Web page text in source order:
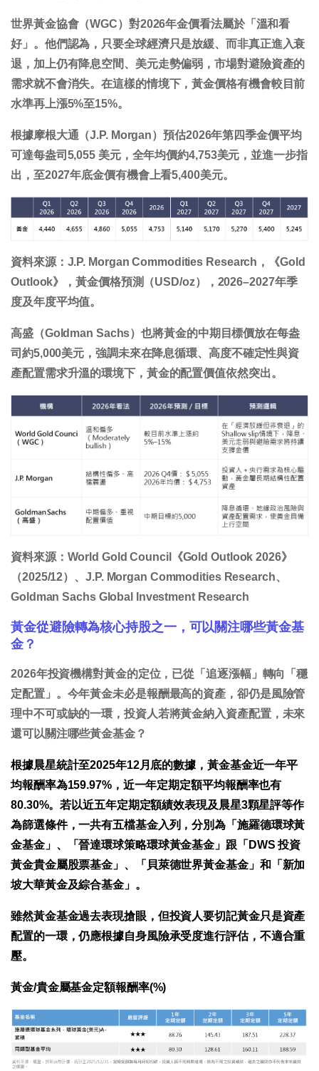
世界黃金協會（WGC）對2026年金價看法屬於「溫和看
好」。他們認為，只要全球經濟只是放緩、而非真正進入衰
退，加上仍有降息空間、美元走勢偏弱，市場對避險資產的
需求就不會消失。在這樣的情境下，黃金價格有機會較目前
水準再上漲5%至15%。
根據摩根大通（J.P. Morgan）預估2026年第四季金價平均
可達每盎司5,055 美元，全年均價約4,753美元，並進一步指
出，至2027年底金價有機會上看5,400美元。
資料來源： J.P. Morgan Commodities Research，《Gold
Outlook》，黃金價格預測（USD/oz），2026–2027年季
度及年度平均值。
高盛（Goldman Sachs）也將黃金的中期目標價放在每盎
司約5,000美元，強調未來在降息循環、高度不確定性與資
產配置需求升溫的環境下，黃金的配置價值依然突出。
資料來源：World Gold Council《Gold Outlook 2026》
（2025/12）、J.P. Morgan Commodities Research、
Goldman Sachs Global Investment Research
黃金從避險轉為核心持股之一，可以關注哪些黃金基
金？
2026年投資機構對黃金的定位，已從「追逐漲幅」轉向「穩
定配置」。今年黃金未必是報酬最高的資產，卻仍是風險管
理中不可或缺的一環，投資人若將黃金納入資產配置，未來
還可以關注哪些黃金基金？
根據晨星統計至2025年12月底的數據，黃金基金近一年平
均報酬率為159.97%，近一年定期定額平均報酬率也有
80.30%。若以近五年定期定額績效表現及晨星3顆星評等作
為篩選條件，一共有五檔基金入列，分別為「施羅德環球黃
金基金」、「晉達環球策略環球黃金基金」跟「DWS 投資
黃金貴金屬股票基金」、「貝萊德世界黃金基金」和「新加
坡大華黃金及綜合基金」。
雖然黃金基金過去表現搶眼，但投資人要切記黃金只是資產
配置的一環，仍應根據自身風險承受度進行評估，不適合重
壓。
黃金/貴金屬基金定額報酬率(%)